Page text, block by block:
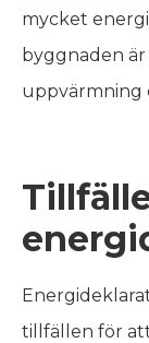
mycket
byggnaden är
uppvärmning
tillfällen för